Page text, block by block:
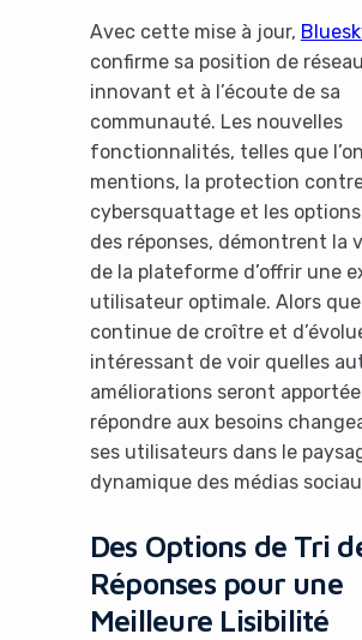
Avec cette mise à jour,
confirme sa position de
innovant et à l’écoute de sa
communauté. Les nouvelles
fonctionnalités, telles que
mentions, la protection
cybersquattage et les
des réponses, démontrent la
de la plateforme d’offrir une
utilisateur optimale. Alors
continue de croître et
intéressant de voir quelles
améliorations seront
répondre aux besoins
ses utilisateurs dans le
dynamique des médias
Des Options de Tri
Réponses pour une
Meilleure Lisibilité